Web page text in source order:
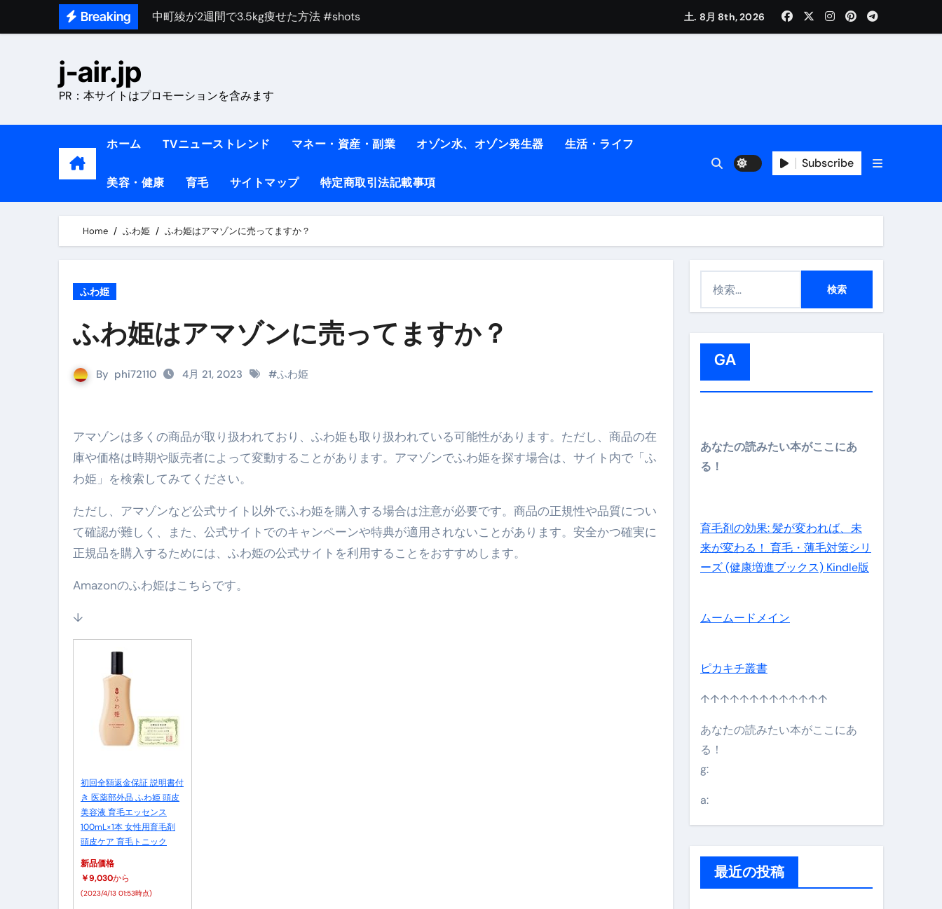
Breaking
中町綾が2週間で3.5kg痩せた方法 #shots
【ダイエット迷子必見】38歳人生最後のダイエット、食事はこれからやりました！【あすけん活用術】
【美容】ダイエットに対する私の考え方と実践方法を解説します【健康】
【1日ダイエットルーティン】運動なしで2ヶ月で10kg減量した、私の痩せる9つの習慣 | レシピ付き | ダイエット中の食事
『葬送のフリーレン』の学び｜時間・記憶・名言・人生哲学から読み解く生き方
山梨県震度6弱と富士山噴火の関係｜最新観測データと前兆現象を徹底解説【2026】
金融ブラックでも毎日「ビットコイン」がもらえる超お得アプリ
この動画は国にすぐ消されます。これが日本が残念な国になった理由です。国民は●●をしないとこの先さらに貧しくなります。【 竹花貴騎 切り抜き 会社員
アフィリエイト【稼げるキーワード】一覧※YouTubeブログSNS共通
【必見】融資受けるなら”コレ”を確実に取り組むべき！ #shorts
【PR】フリーランス必見！入金前の売上をすぐに現金で受け取る方法
【2023年最新】金融ブラックでも可能な資金調達法3選！#shorts
個人事業主は銀行から融資を受けるとリスクが高い #shorts
【超高騰】爆上がりしたビットコインに695万円も投資してる営業39歳サラリーマン【2025年10月3日】 #bitcoin #全財産 #暗号資産
【必見】もう営業電話は怖くない！初心者でも成果を出す電話の仕方はコレ！
フリーランス・個人事業主におすすめの資金調達4選
自己破産にまつわるよくある勘違い4選#Shorts
体脂肪が落ちる朝食3選 #ダイエット
アーモンドを毎日食べたらどうなるの？①【30秒でわかる効果まとめ】#アーモンド #ダイエット #筋トレ #美容 #健康 #雑学 #ナレーター #小林将大
土. 8月 8th, 2026
j-air.jp
PR：本サイトはプロモーションを含みます
ホーム TVニューストレンド マネー・資産・副業 オゾン水、オゾン発生器 生活・ライフ
美容・健康 育毛 サイトマップ 特定商取引法記載事項
Subscribe
Home ふわ姫 ふわ姫はアマゾンに売ってますか？
ふわ姫
ふわ姫はアマゾンに売ってますか？
By phi72110 4月 21, 2023 #ふわ姫
アマゾンは多くの商品が取り扱われており、ふわ姫も取り扱われている可能性があります。ただし、商品の在
庫や価格は時期や販売者によって変動することがあります。アマゾンでふわ姫を探す場合は、サイト内で「ふ
わ姫」を検索してみてください。
ただし、アマゾンなど公式サイト以外でふわ姫を購入する場合は注意が必要です。商品の正規性や品質につい
て確認が難しく、また、公式サイトでのキャンペーンや特典が適用されないことがあります。安全かつ確実に
正規品を購入するためには、ふわ姫の公式サイトを利用することをおすすめします。
Amazonのふわ姫はこちらです。
↓
初回全額返金保証 説明書付
き 医薬部外品 ふわ姫 頭皮
美容液 育毛エッセンス
100mL×1本 女性用育毛剤
頭皮ケア 育毛トニック
新品価格
￥9,030から
(2023/4/13 01:53時点)
GA
あなたの読みたい本がここにあ
る！
育毛剤の効果: 髪が変われば、未
来が変わる！ 育毛・薄毛対策シリ
ーズ (健康増進ブックス) Kindle版
ムームードメイン
ピカキチ叢書
↑↑↑↑↑↑↑↑↑↑↑↑↑
あなたの読みたい本がここにあ
る！
g:
a:
最近の投稿